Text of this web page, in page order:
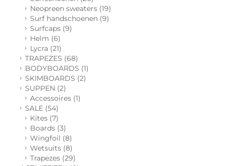
Neopreen sweaters (19)
Surf handschoenen (9)
Surfcaps (9)
Helm (6)
Lycra (21)
TRAPEZES (68)
BODYBOARDS (1)
SKIMBOARDS (2)
SUPPEN (2)
Accessoires (1)
SALE (54)
Kites (7)
Boards (3)
Wingfoil (8)
Wetsuits (8)
Trapezes (29)